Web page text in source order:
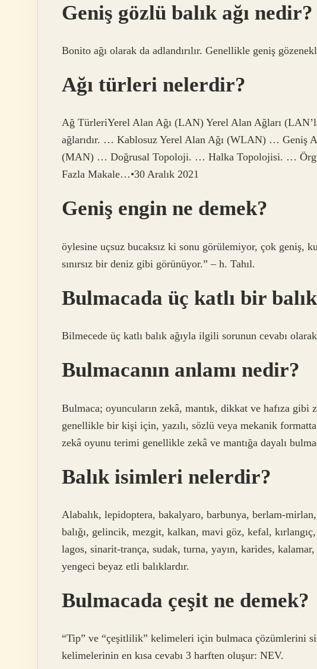
Geniş gözlü balık ağı nedir?
Bonito ağı olarak da adlandırılır. Genellikle geniş
Ağı türleri nelerdir?
Ağ TürleriYerel Alan Ağı (LAN) Yerel Alan Ağları
ağlarıdır. … Kablosuz Yerel Alan Ağı (WLAN) … Geniş
(MAN) … Doğrusal Topoloji. … Halka Topolojisi. …
Fazla Makale…•30 Aralık 2021
Geniş engin ne demek?
öylesine uçsuz bucaksız ki sonu görülemiyor, çok geniş,
sınırsız bir deniz gibi görünüyor.” – h. Tahıl.
Bulmacada üç katlı bir
Bilmecede üç katlı balık ağıyla ilgili sorunun cevabı
Bulmacanın anlamı nedir?
Bulmaca; oyuncuların zekâ, mantık, dikkat ve hafıza
genellikle bir kişi için, yazılı, sözlü veya mekanik
zekâ oyunu terimi genellikle zekâ ve mantığa dayalı
Balık isimleri nelerdir?
Alabalık, lepidoptera, bakalyaro, barbunya, berlam-
balığı, gelincik, mezgit, kalkan, mavi göz, kefal,
lagos, sinarit-trança, sudak, turna, yayın, karides,
yengeci beyaz etli balıklardır.
Bulmacada çeşit ne demek?
“Tip” ve “çeşitlilik” kelimeleri için bulmaca çözümlerini
kelimelerinin en kısa cevabı 3 harften oluşur: NEV.